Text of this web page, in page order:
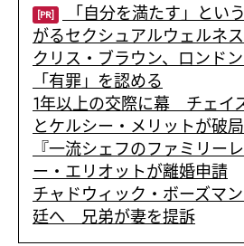
[PR]
「自分を満たす」とい
がるセクシュアルウェルネ
クリス・ブラウン、ロンド
「有罪」を認める
1年以上の交際に幕 チェイ
とケルシー・メリットが破局
『一流シェフのファミリー
ー・エリオットが離婚申請
チャドウィック・ボーズマ
廷へ 兄弟が妻を提訴